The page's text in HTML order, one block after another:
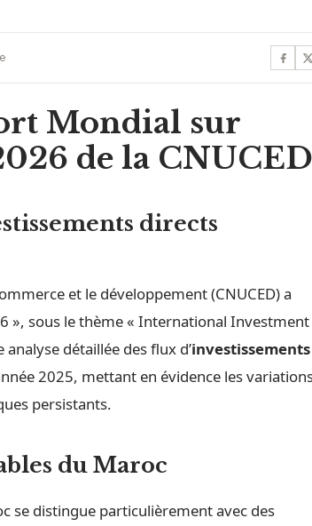
Mondial sur
de la CNUCED
directs
et le développement (CNUCED) a
», sous le thème « International Investment
détaillée des flux d’investissements
2025, mettant en évidence les
persistants.
du Maroc
se distingue particulièrement avec des